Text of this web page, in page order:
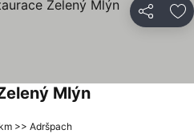
Zdieľať
Mlýn
>> Adršpach